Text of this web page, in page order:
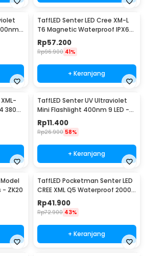
TaffLED Senter LED Cree XM-L
T6 Magnetic Waterproof IPX6
8000 Lumens - E17 COB
Rp57.200
Rp96.900 41%
+ Keranjang
3800
TaffLED Senter UV Ultraviolet
Mini Flashlight 400nm 9 LED -
UV-395
Rp11.400
Rp26.900 58%
+ Keranjang
- ZK20
TaffLED Pocketman Senter LED
CREE XML Q5 Waterproof 2000
Lumens - P1
Rp41.900
Rp72.900 43%
+ Keranjang